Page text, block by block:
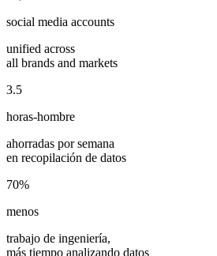
social media accounts
unified across
all brands and markets
3.5
horas-hombre
ahorradas por semana
en recopilación de datos
70%
menos
trabajo de ingeniería,
más tiempo analizando datos